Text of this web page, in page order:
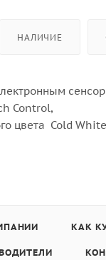
НАЛИЧИЕ
Control,
цвета Cold
КАК